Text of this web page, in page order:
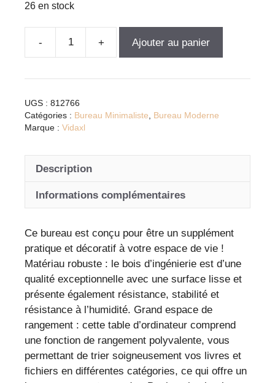
26 en stock
quantité
Bureau
béton
d'ingénierie
pratique
design
moderne
Ajouter au panier
UGS : 812766
Catégories : Bureau Minimaliste, Bureau Moderne
Marque : Vidaxl
Description
Informations complémentaires
Ce bureau est conçu pour être un supplément
pratique et décoratif à votre espace de vie !
Matériau robuste : le bois d’ingénierie est d’une
qualité exceptionnelle avec une surface lisse et
présente également résistance, stabilité et
résistance à l’humidité. Grand espace de
rangement : cette table d’ordinateur comprend
une fonction de rangement polyvalente, vous
permettant de trier soigneusement vos livres et
fichiers en différentes catégories, ce qui offre un